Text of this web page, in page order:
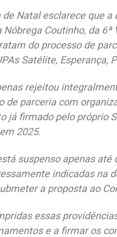
de Natal esclarece que
Nóbrega Coutinho, da
do processo de
Satélite, Esperança,
rejeitou
de parceria com
já firmado pelo próprio
2025.
suspenso apenas
indicadas na
a proposta ao
essas
e a firmar os